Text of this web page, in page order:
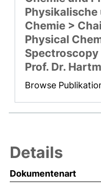
Chemie >
Physical
Prof. Dr.
Browse
Details
Dokumentenart